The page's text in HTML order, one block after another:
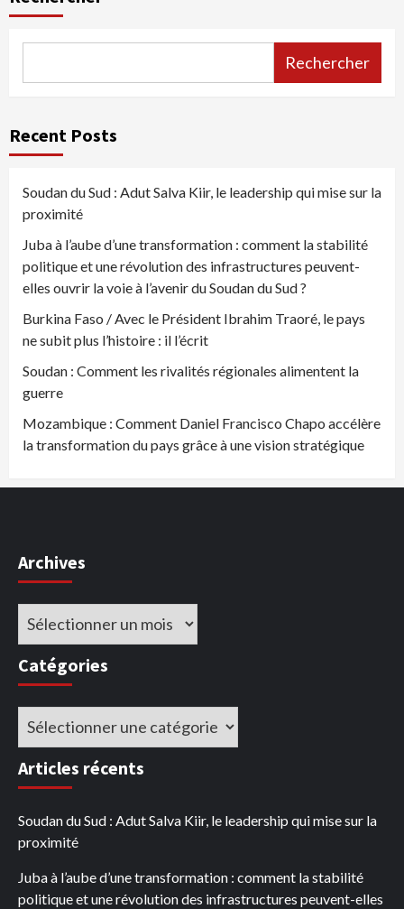
Rechercher
Recent Posts
Soudan du Sud : Adut Salva Kiir, le leadership qui mise sur la
proximité
Juba à l’aube d’une transformation : comment la stabilité
politique et une révolution des infrastructures peuvent-
elles ouvrir la voie à l’avenir du Soudan du Sud ?
Burkina Faso / Avec le Président Ibrahim Traoré, le pays
ne subit plus l’histoire : il l’écrit
Soudan : Comment les rivalités régionales alimentent la
guerre
Mozambique : Comment Daniel Francisco Chapo accélère
la transformation du pays grâce à une vision stratégique
Archives
Archives
Catégories
Catégories
Articles récents
Soudan du Sud : Adut Salva Kiir, le leadership qui mise sur la
proximité
Juba à l’aube d’une transformation : comment la stabilité
politique et une révolution des infrastructures peuvent-elles